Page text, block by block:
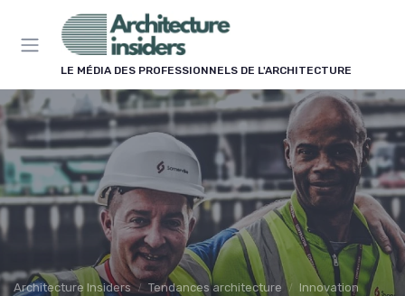
LE MÉDIA DES PROFESSIONNELS DE L'ARCHITECTURE
Architecture Insiders Tendances architecture Innovation
Panneau de gestion des cookies